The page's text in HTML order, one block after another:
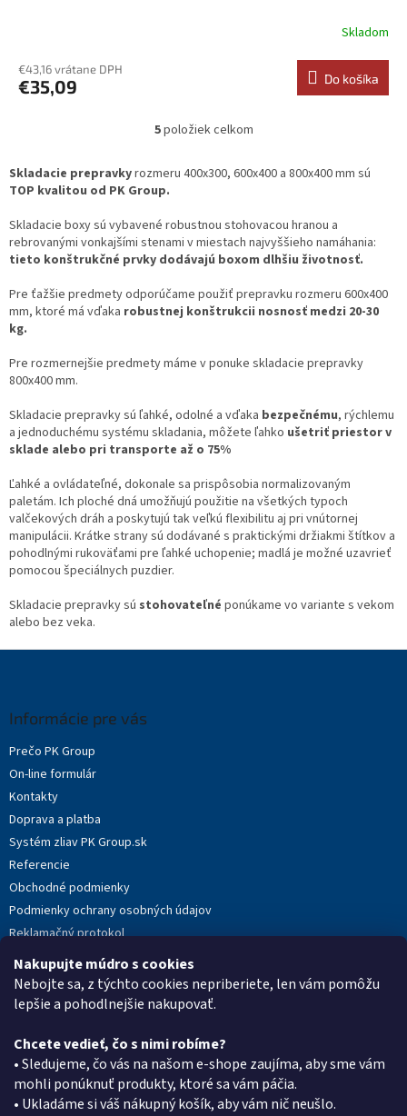
Nakupujte múdro s cookies
Nebojte sa, z týchto cookies nepriberiete, len vám pomôžu
lepšie a pohodlnejšie nakupovať.
Chcete vedieť, čo s nimi robíme?
• Sledujeme, čo vás na našom e-shope zaujíma, aby sme vám
mohli ponúknuť produkty, ktoré sa vám páčia.
• Ukladáme si váš nákupný košík, aby vám nič neušlo.
Skladom
€43,16 vrátane DPH
€35,09 Do košíka
O
l
a
c
i
p
r
y
p
i
s
5položiek celkom
Skladacie prepravkyrozmeru 400x300, 600x400 a 800x400 mm sú
TOP kvalitou od PK Group.
Skladacie boxy sú vybavené robustnou stohovacou hranou a
rebrovanými vonkajšími stenami v miestach najvyššieho namáhania:
tieto konštrukčné prvky dodávajú boxom dlhšiu životnosť.
Pre ťažšie predmety odporúčame použiť prepravku rozmeru 600x400
mm, ktoré má vďaka robustnej konštrukcii nosnosť medzi 20-30
kg.
Pre rozmernejšie predmety máme v ponuke skladacie prepravky
800x400 mm.
Skladacie prepravky sú ľahké, odolné a vďaka bezpečnému, rýchlemu
a jednoduchému systému skladania, môžete ľahko ušetriť priestor v
sklade alebo pri transporte až o 75%
Ľahké a ovládateľné, dokonale sa prispôsobia normalizovaným
paletám. Ich ploché dná umožňujú použitie na všetkých typoch
valčekových dráh a poskytujú tak veľkú flexibilitu aj pri vnútornej
manipulácii. Krátke strany sú dodávané s praktickými držiakmi štítkov a
pohodlnými rukoväťami pre ľahké uchopenie; madlá je možné uzavrieť
pomocou špeciálnych puzdier.
Skladacie prepravky sú stohovateľné ponúkame vo variante s vekom
alebo bez veka.
Informácie pre vás
Prečo PK Group
On-line formulár
Kontakty
Doprava a platba
Systém zliav PK Group.sk
Referencie
Obchodné podmienky
Podmienky ochrany osobných údajov
Reklamačný protokol
Novinky
Moja objednávka
Kontakt
eshop@pkgroup.sk
+420739079933